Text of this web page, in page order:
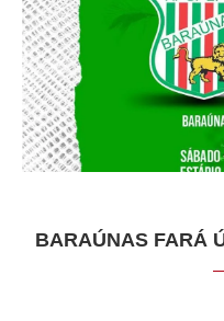
BARAÚNAS FARÁ